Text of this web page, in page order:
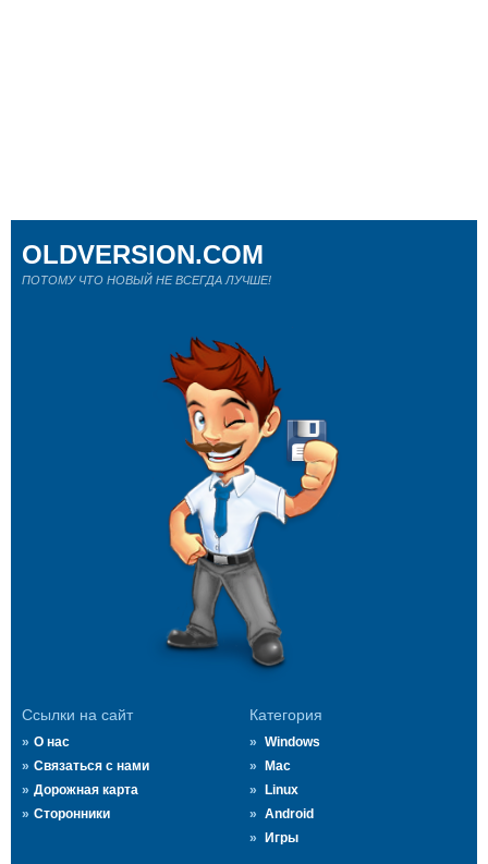
Ссылки на сайт
О нас
Связаться с нами
Дорожная карта
Сторонники
Категория
Windows
Mac
Linux
Android
Игры
OLDVERSION.COM
ПОТОМУ ЧТО НОВЫЙ НЕ ВСЕГДА ЛУЧШЕ!